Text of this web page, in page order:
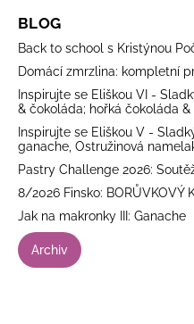
BLOG
Back to school s Kristýnou
Domácí zmrzlina: kompletní
Inspirujte se Eliškou VI -
& čokoláda; hořká čokoláda
Inspirujte se Eliškou V -
ganache, Ostružinová
Pastry Challenge 2026:
8/2026 Finsko: BORŮVKOVÝ
Jak na makronky III: Ganache
Archiv